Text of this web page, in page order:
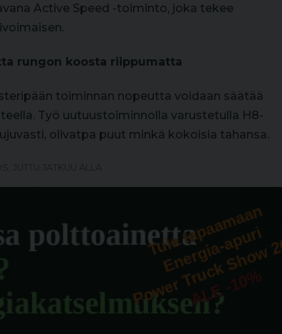
Active Speed -toiminto, joka tekee
rungon koosta riippumatta
toiminnan nopeutta voidaan säätää
Työ uutuustoiminnolla varustetulla H8-
olivatpa puut minkä kokoisia tahansa.